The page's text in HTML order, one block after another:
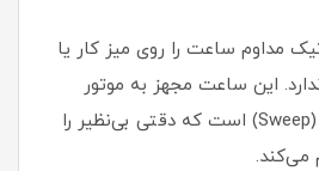
ساعت را روی میز کار یا
این ساعت مجهز به موتور
کوارتز تایوانی بی‌صدا (Sweep) است که دقتی بی‌نظیر را
می‌کند.